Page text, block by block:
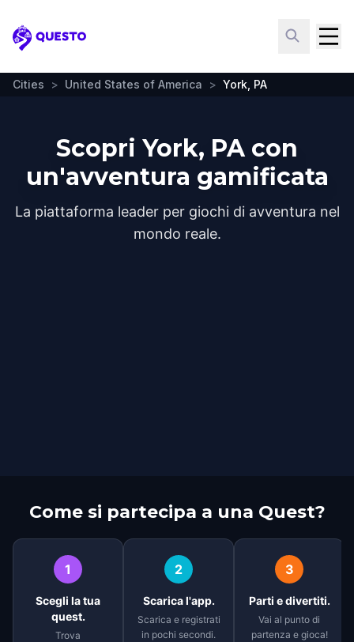
Questo
Cities > United States of America > York, PA
Scopri York, PA con
un'avventura gamificata
La piattaforma leader per giochi di avventura nel
mondo reale.
Come si partecipa a una Quest?
1
Scegli la tua
quest.
Trova
2
Scarica l'app.
Scarica e registrati
in pochi secondi.
3
Parti e divertiti.
Vai al punto di
partenza e gioca!